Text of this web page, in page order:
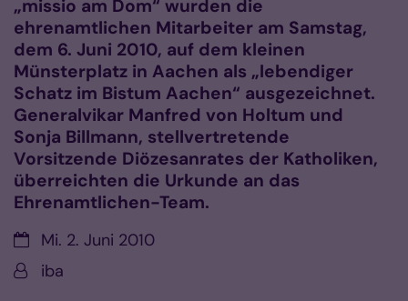
„missio am Dom“ wurden die
ehrenamtlichen Mitarbeiter am Samstag,
dem 6. Juni 2010, auf dem kleinen
Münsterplatz in Aachen als „lebendiger
Schatz im Bistum Aachen“ ausgezeichnet.
Generalvikar Manfred von Holtum und
Sonja Billmann, stellvertretende
Vorsitzende Diözesanrates der Katholiken,
überreichten die Urkunde an das
Ehrenamtlichen-Team.
Datum:Mi. 2. Juni 2010
Von:iba